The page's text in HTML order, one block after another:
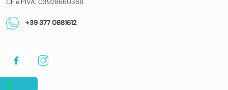
CF e PIVA: 03928660368
+39 377 0881612